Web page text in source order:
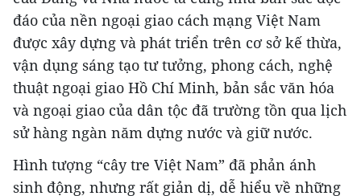
đáo của nền ngoại giao cách mạng Việt Nam
được xây dựng và phát triển trên cơ sở kế thừa,
vận dụng sáng tạo tư tưởng, phong cách, nghệ
thuật ngoại giao Hồ Chí Minh, bản sắc văn hóa
và ngoại giao của dân tộc đã trường tồn qua lịch
sử hàng ngàn năm dựng nước và giữ nước.
Hình tượng “cây tre Việt Nam” đã phản ánh
sinh động, nhưng rất giản dị, dễ hiểu về những